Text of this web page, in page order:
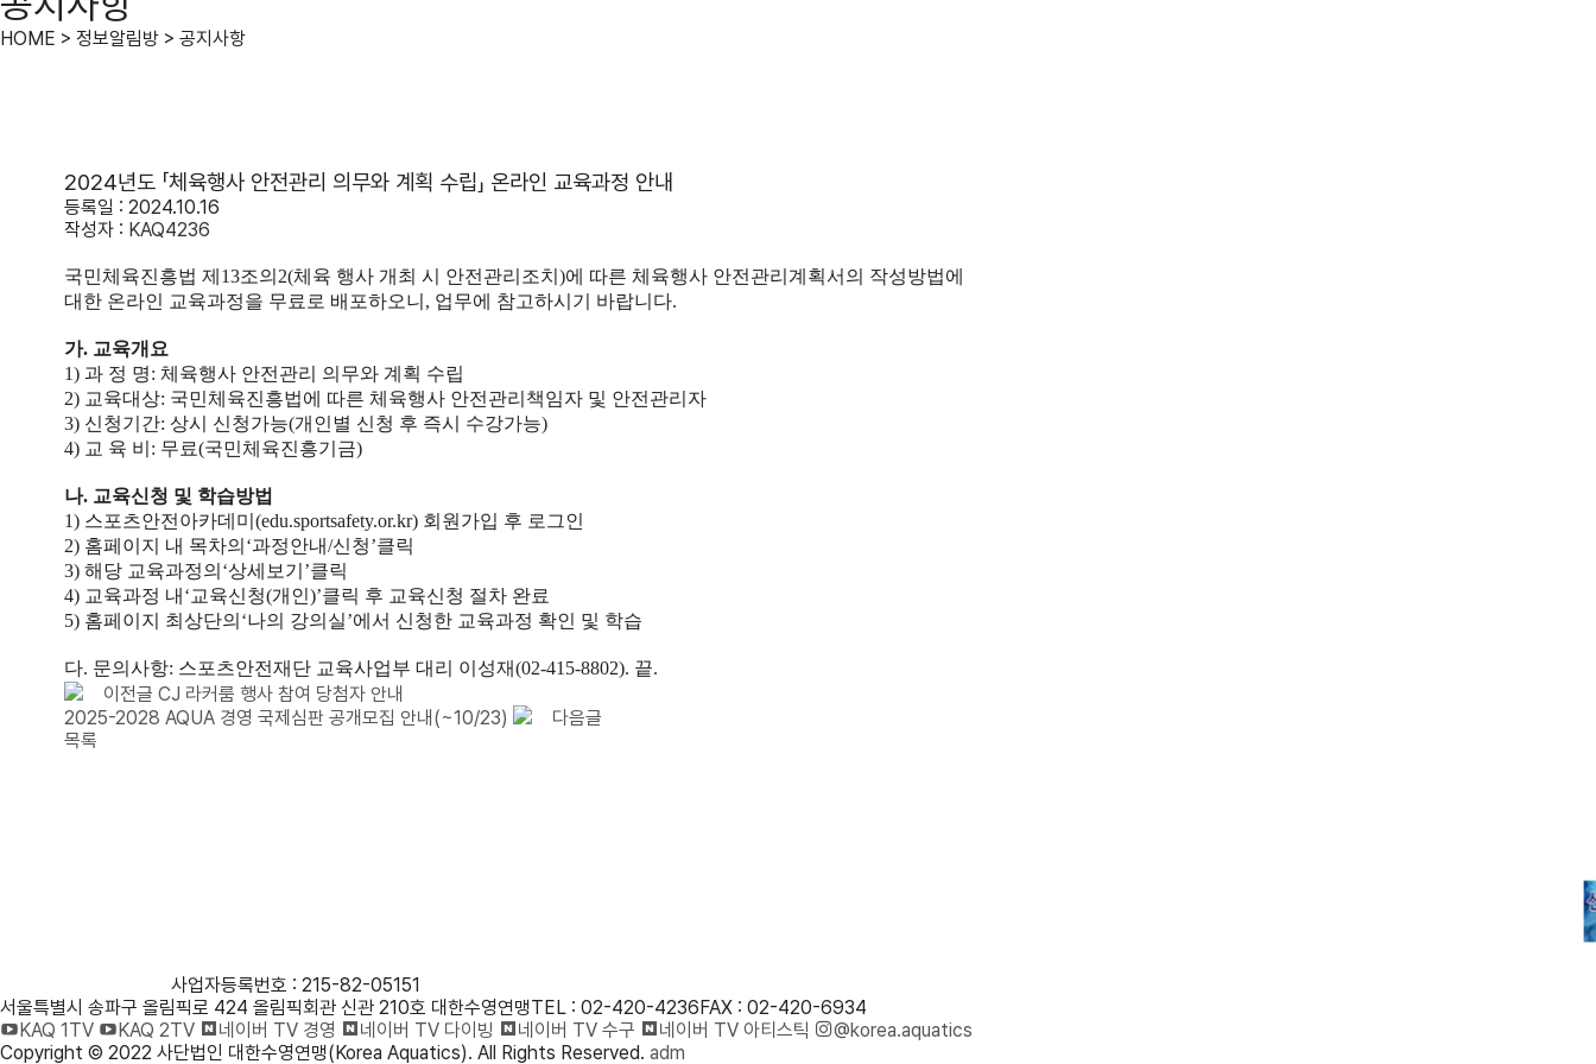
HOME > 정보알림방 > 공지사항
2024년도 「체육행사 안전관리 의무와 계획 수립」 온라인 교육과정 안내
등록일 : 2024.10.16
작성자 : KAQ4236
국민체육진흥법 제 13조의 2(체육 행사 개최 시 안전관리조치 )에 따른 체육행사 안전관리계획서의 작성방법에
대한 온라인 교육과정을 무료로 배포하오니 , 업무에 참고하시기 바랍니다.
가. 교육개요
1) 과 정 명: 체육행사 안전관리 의무와 계획 수립
2) 교육대상: 국민체육진흥법에 따른 체육행사 안전관리책임자 및 안전관리자
3) 신청기간: 상시 신청가능(개인별 신청 후 즉시 수강가능)
4) 교 육 비 : 무료(국민체육진흥기금)
나. 교육신청 및 학습방법
1) 스포츠안전아카데미 (edu.sportsafety.or.kr) 회원가입 후 로그인
2) 홈페이지 내 목차의 ‘과정안내/신청’클릭
3) 해당 교육과정의 ‘상세보기 ’클릭
4) 교육과정 내 ‘교육신청(개인)’클릭 후 교육신청 절차 완료
5) 홈페이지 최상단의 ‘나의 강의실’에서 신청한 교육과정 확인 및 학습
다. 문의사항: 스포츠안전재단 교육사업부 대리 이성재(02-415-8802). 끝.
이전글 CJ 라커룸 행사 참여 당첨자 안내
2025-2028 AQUA 경영 국제심판 공개모집 안내(~10/23)
다음글
목록
사업자등록번호 : 215-82-05151
서울특별시 송파구 올림픽로 424 올림픽회관 신관 210호 대한수영연맹TEL : 02-420-4236FAX : 02-420-6934
KAQ 1TV
KAQ 2TV 네이버 TV 경영 네이버 TV 다이빙 네이버 TV 수구 네이버 TV 아티스틱
@korea.aquatics
Copyright © 2022 사단법인 대한수영연맹(Korea Aquatics). All Rights Reserved. adm